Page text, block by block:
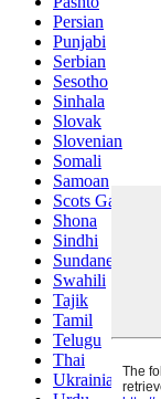
Persian
Punjabi
Serbian
Sesotho
Sinhala
Slovak
Slovenian
Somali
Samoan
Scots Gaelic
Shona
Sindhi
Sundanese
Swahili
Tajik
Tamil
Telugu
Thai
Ukrainian